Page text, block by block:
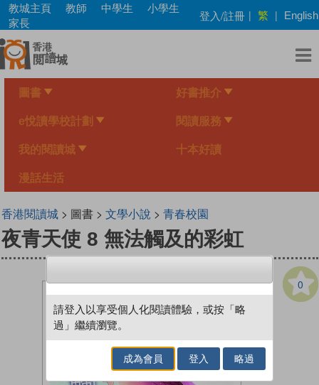
Skip
main
content
教城主頁 教師 中學生
小學生
家長
登入/註冊 | 繁 | English
圖書 好書推介
e悅讀學校計劃 閱讀服務
我的閱讀城 十本好讀
漫話生活
香港閱讀城> 圖書 > 文學小說 > 青春校園
夜青天使 8 無法觸及的彩虹
0
請登入以享受個人化閱讀體驗，或按「略
過」繼續瀏覽。
成為會員 登入 略過